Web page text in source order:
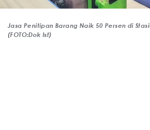
Jasa Penitipan Barang Naik 50 Persen di
(FOTO:Dok Ist)